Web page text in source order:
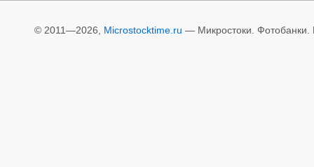
© 2011—2026, Microstocktime.ru — Микростоки. Фотобанки.